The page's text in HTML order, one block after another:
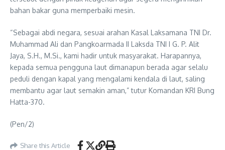
bahan bakar guna memperbaiki mesin.
“Sebagai abdi negara, sesuai arahan Kasal Laksamana TNI Dr.
Muhammad Ali dan Pangkoarmada II Laksda TNI I G. P. Alit
Jaya, S.H., M.Si., kami hadir untuk masyarakat. Harapannya,
kepada semua pengguna laut dimanapun berada agar selalu
peduli dengan kapal yang mengalami kendala di laut, saling
membantu agar laut semakin aman,” tutur Komandan KRI Bung
Hatta-370.
(Pen/2)
Share this Article